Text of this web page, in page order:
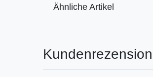
Ähnliche Artikel